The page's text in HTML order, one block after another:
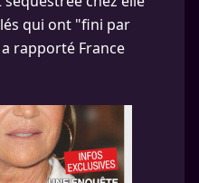
qui ont "fini par
rapporté France